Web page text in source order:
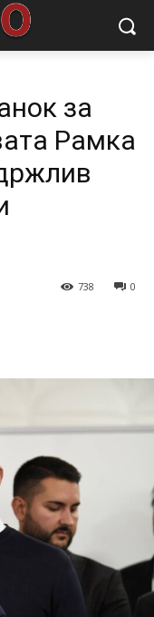
подготовка на новата
за
Рамка
0
738